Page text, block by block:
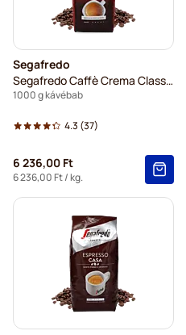
Segafredo
Segafredo Caffè Crema Classico
1000 g kávébab
4.3 (37)
6 236,00 Ft
6 236,00 Ft/ kg.